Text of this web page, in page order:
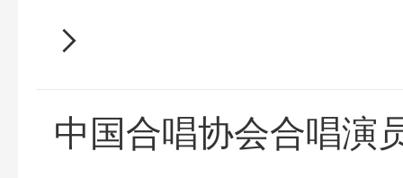
中国合唱协会合唱演